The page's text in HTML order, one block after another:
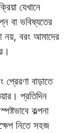
যেখানে
বা ভবিষ্যতের
নয়, বরং আমাদের
বাড়াতে
প্রতিদিন
কল্পনা
নিতে সহজ